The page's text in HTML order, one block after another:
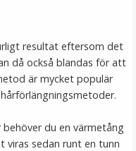
★
resultat eftersom det
då också blandas för att
är mycket populär
du en värmetång
viras sedan runt en tunn